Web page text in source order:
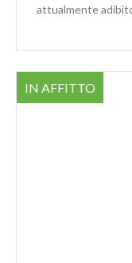
attualmente
IN AFFITTO